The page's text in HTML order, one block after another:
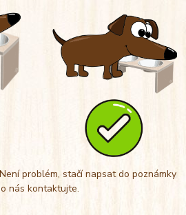
problém, stačí napsat do poznámky
nás kontaktujte.